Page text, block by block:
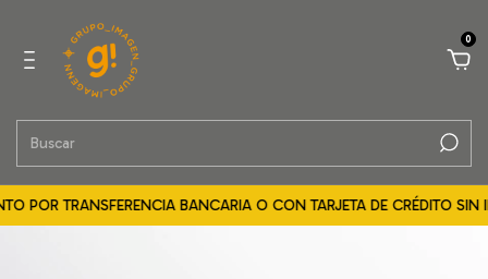
0
POR TRANSFERENCIA BANCARIA O CON TARJETA DE CRÉDITO